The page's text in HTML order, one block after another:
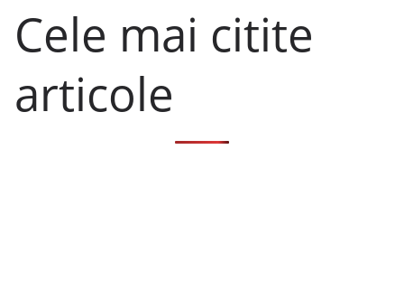
Cele mai citite
articole